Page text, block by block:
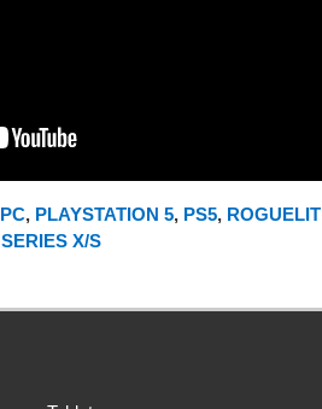
PC, PLAYSTATION 5, PS5,
X/S